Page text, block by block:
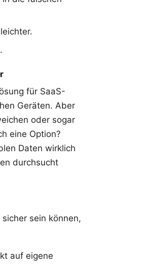
für SaaS-
Geräten. Aber
oder sogar
eine Option?
Daten wirklich
durchsucht
sein können,
auf eigene